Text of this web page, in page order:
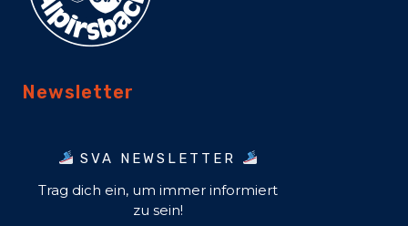
Newsletter
SVA NEWSLETTER
Trag dich ein, um immer informiert
zu sein!